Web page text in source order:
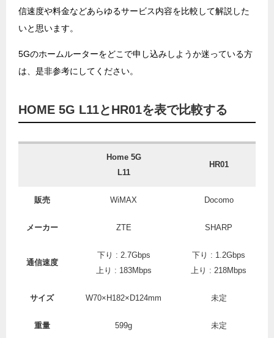
信速度や料金などあらゆるサービス内容を比較して解説した
いと思います。
5Gのホームルーターをどこで申し込みしようか迷っている方
は、是非参考にしてください。
HOME 5G L11とHR01を表で比較する
Home 5G
L11
HR01
販売 WiMAX Docomo
メーカー ZTE SHARP
通信速度
下り : 2.7Gbps
上り : 183Mbps
下り : 1.2Gbps
上り : 218Mbps
サイズ W70×H182×D124mm 未定
重量 599g 未定